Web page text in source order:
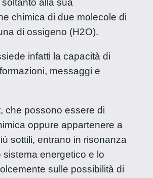
alla sua
chimica di due molecole di
di ossigeno (H2O).
infatti la capacità di
messaggi e
che possono essere di
oppure appartenere a
sottili, entrano in risonanza
sistema energetico e lo
sulle possibilità di